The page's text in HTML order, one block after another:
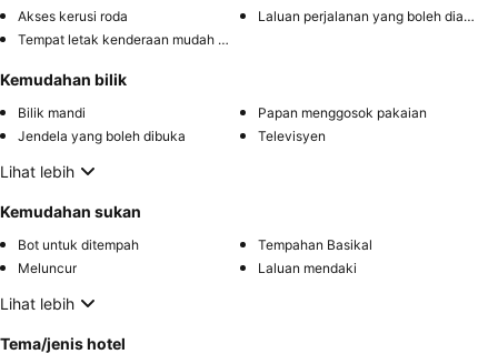
Akses kerusi roda
Laluan perjalanan yang boleh diakses
Tempat letak kenderaan mudah diakses
Kemudahan bilik
Bilik mandi
Papan menggosok pakaian
Jendela yang boleh dibuka
Televisyen
Lihat lebih
Kemudahan sukan
Bot untuk ditempah
Tempahan Basikal
Meluncur
Laluan mendaki
Lihat lebih
Tema/jenis hotel